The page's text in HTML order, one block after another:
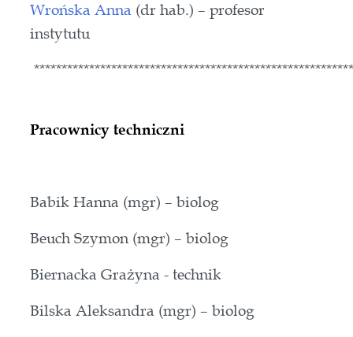
Wrońska Anna (dr hab.) – profesor
instytutu
Pracownicy techniczni
Babik Hanna (mgr) – biolog
Beuch Szymon (mgr) – biolog
Biernacka Grażyna - technik
Bilska Aleksandra (mgr) – biolog